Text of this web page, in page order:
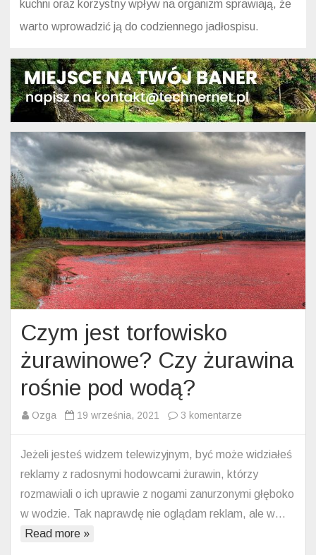
kuchni oraz korzystny wpływ na organizm sprawiają, że
warto wprowadzić ją do codziennego jadłospisu.
Czym jest torfowisko
żurawinowe? Czy żurawina
rośnie pod wodą?
Ozga 19 września, 2021 3 komentarze
jest
torfowisko
Czy
żurawina
Jeżeli jesteś widzem telewizyjnym, być może widziałeś
reklamy z radosnymi hodowcami żurawin, którzy
rozmawiali o ich uprawie z nogami zanurzonymi głęboko
w wodzie. Tak naprawdę nie oglądam reklam, ale w…
Read more »